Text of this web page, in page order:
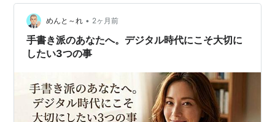
めんと～れ • 2ヶ月前
手書き派のあなたへ。デジタル時代にこそ大切に
したい3つの事